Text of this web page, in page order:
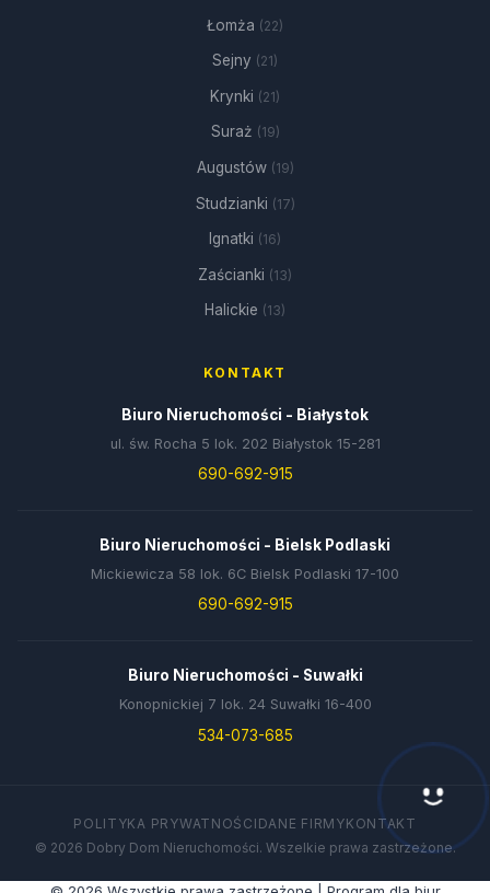
Łomża (22)
Sejny (21)
Krynki (21)
Suraż (19)
Augustów (19)
Studzianki (17)
Ignatki (16)
Zaścianki (13)
Halickie (13)
KONTAKT
Biuro Nieruchomości - Białystok
ul. św. Rocha 5 lok. 202 Białystok 15-281
690-692-915
Biuro Nieruchomości - Bielsk Podlaski
Mickiewicza 58 lok. 6C Bielsk Podlaski 17-100
690-692-915
Biuro Nieruchomości - Suwałki
Konopnickiej 7 lok. 24 Suwałki 16-400
534-073-685
POLITYKA PRYWATNOŚCI DANE FIRMYKONTAKT
© 2026 Dobry Dom Nieruchomości. Wszelkie prawa zastrzeżone.